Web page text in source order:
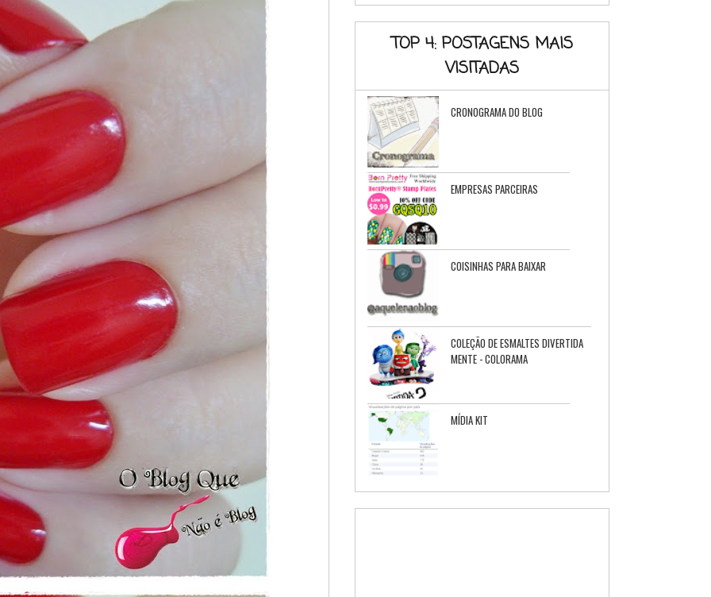
TOP 4: POSTAGENS MAIS
VISITADAS
CRONOGRAMA DO BLOG
EMPRESAS PARCEIRAS
COISINHAS PARA BAIXAR
COLEÇÃO DE ESMALTES DIVERTIDA
MENTE - COLORAMA
MÍDIA KIT